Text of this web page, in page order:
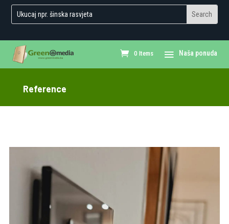
0 Items
Reference